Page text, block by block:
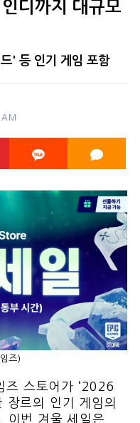
디까지 대규모
' 등 인기 게임 포함
즈)
즈 스토어가 ‘2026
장르의 인기 게임의
이번 겨울 세일은